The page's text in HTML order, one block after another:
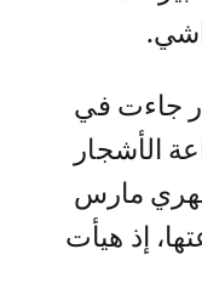
جاءت في
الأشجار
مارس
إذ هيأت